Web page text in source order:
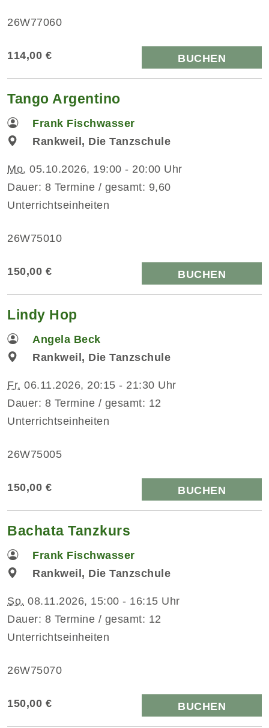
26W77060
114,00 € BUCHEN
Tango Argentino
Frank Fischwasser
Rankweil, Die Tanzschule
Mo. 05.10.2026, 19:00 - 20:00 Uhr
Dauer: 8 Termine / gesamt: 9,60
Unterrichtseinheiten
26W75010
150,00 € BUCHEN
Lindy Hop
Angela Beck
Rankweil, Die Tanzschule
Fr. 06.11.2026, 20:15 - 21:30 Uhr
Dauer: 8 Termine / gesamt: 12
Unterrichtseinheiten
26W75005
150,00 € BUCHEN
Bachata Tanzkurs
Frank Fischwasser
Rankweil, Die Tanzschule
So. 08.11.2026, 15:00 - 16:15 Uhr
Dauer: 8 Termine / gesamt: 12
Unterrichtseinheiten
26W75070
150,00 € BUCHEN